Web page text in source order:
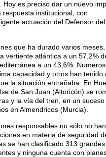
es preciso dar un nuevo
institucional, con
actuación del Defensor del
que ha durado varios
vertiente atlántica a un 57,2%
a un 43,6%.
capacidad y otros han tenido
la situación entrañaba. En
de San Juan (Altoricón) se
y la vía del tren, en un suceso
en Almendricos (Murcia).
responsables no sólo no han
en materia de seguridad
se han clasificado 313 grandes
y ninguna cuenta con